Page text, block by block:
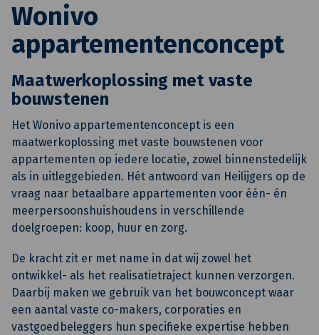
Wonivo
appartementenconcept
Maatwerkoplossing met vaste
bouwstenen
Het Wonivo appartementenconcept is een
maatwerkoplossing met vaste bouwstenen voor
appartementen op iedere locatie, zowel binnenstedelijk
als in uitleggebieden. Hét antwoord van Heilijgers op de
vraag naar betaalbare appartementen voor één- én
meerpersoonshuishoudens in verschillende
doelgroepen: koop, huur en zorg.
De kracht zit er met name in dat wij zowel het
ontwikkel- als het realisatietraject kunnen verzorgen.
Daarbij maken we gebruik van het bouwconcept waar
een aantal vaste co-makers, corporaties en
vastgoedbeleggers hun specifieke expertise hebben